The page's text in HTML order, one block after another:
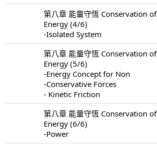
第八章 能量守恆 Conservation of
Energy (4/6)
-Isolated System
第八章 能量守恆 Conservation of
Energy (5/6)
-Energy Concept for Non
-Conservative Forces
- Kinetic Friction
第八章 能量守恆 Conservation of
Energy (6/6)
-Power